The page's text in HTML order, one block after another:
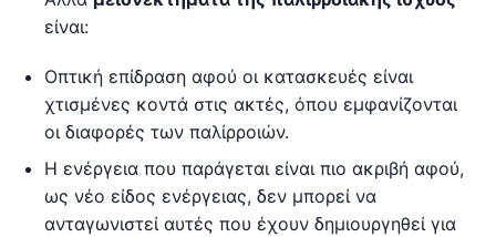
είναι:
Οπτική επίδραση αφού οι κατασκευές είναι
χτισμένες κοντά στις ακτές, όπου εμφανίζονται
οι διαφορές των παλίρροιών.
Η ενέργεια που παράγεται είναι πιο ακριβή αφού,
ως νέο είδος ενέργειας, δεν μπορεί να
ανταγωνιστεί αυτές που έχουν δημιουργηθεί για